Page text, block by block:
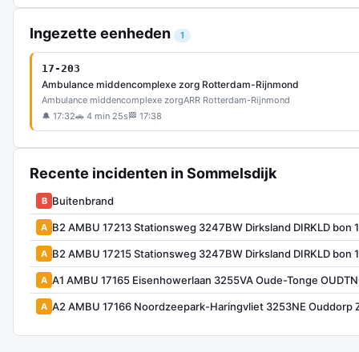
Ingezette eenheden 1
17-203
Ambulance middencomplexe zorg Rotterdam-Rijnmond
Ambulance middencomplexe zorgARR Rotterdam-Rijnmond
🔔 17:32🚗 4 min 25s 🏁 17:38
Recente incidenten in Sommelsdijk
B Buitenbrand
A B2 AMBU 17213 Stationsweg 3247BW Dirksland DIRKLD bon
A B2 AMBU 17215 Stationsweg 3247BW Dirksland DIRKLD bon
A A1 AMBU 17165 Eisenhowerlaan 3255VA Oude-Tonge
A A2 AMBU 17166 Noordzeepark-Haringvliet 3253NE Ouddorp